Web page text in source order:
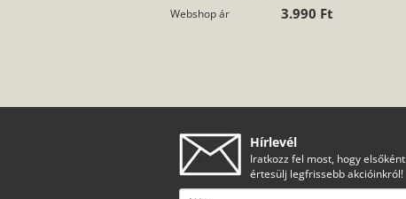
Webshop ár 3.990 Ft
Hírlevél
Iratkozz fel most, hogy elsőként
értesülj legfrissebb akcióinkról!